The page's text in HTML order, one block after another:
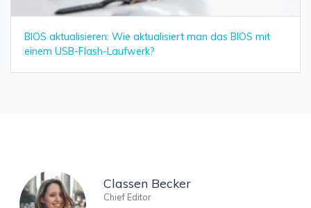
BIOS aktualisieren: Wie aktualisiert man das BIOS mit
einem USB-Flash-Laufwerk?
Classen Becker
Chief Editor